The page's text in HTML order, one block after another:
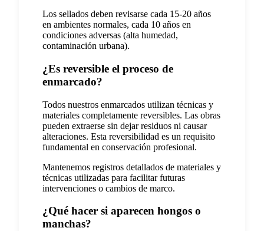
Los sellados deben revisarse cada 15-20 años
en ambientes normales, cada 10 años en
condiciones adversas (alta humedad,
contaminación urbana).
¿Es reversible el proceso de
enmarcado?
Todos nuestros enmarcados utilizan técnicas y
materiales completamente reversibles. Las obras
pueden extraerse sin dejar residuos ni causar
alteraciones. Esta reversibilidad es un requisito
fundamental en conservación profesional.
Mantenemos registros detallados de materiales y
técnicas utilizadas para facilitar futuras
intervenciones o cambios de marco.
¿Qué hacer si aparecen hongos o
manchas?